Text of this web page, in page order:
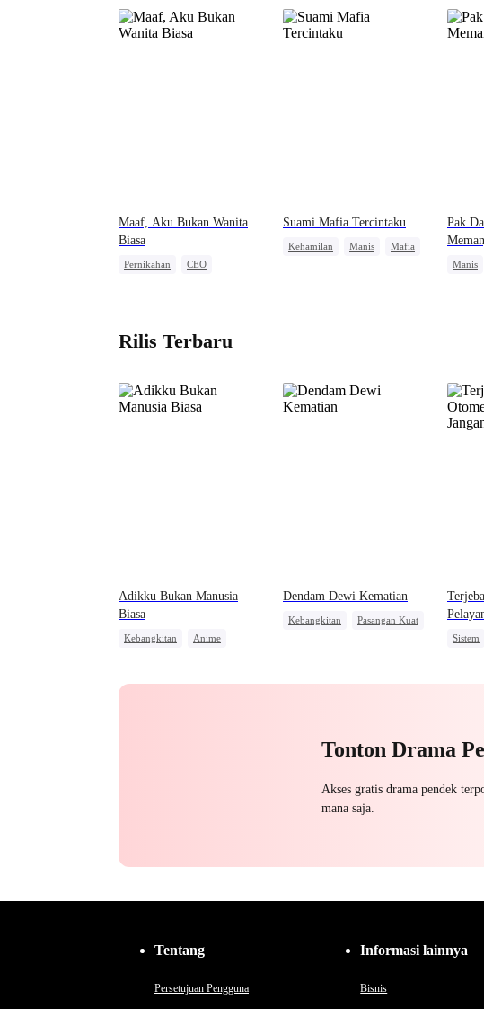
Maaf, Aku Bukan Wanita
Biasa
Pernikahan
CEO
Suami Mafia Tercintaku
Kehamilan Manis
Mafia
Pak
Manis
Rilis Terbaru
Adikku Bukan Manusia
Biasa
Kebangkitan
Anime
Dendam Dewi Kematian
Kebangkitan
Pasangan Kuat
Kabur
Sistem
Tonton Drama
Akses gratis drama pendek
mana saja.
Tentang
Persetujuan Pengguna
Informasi lainnya
Bisnis